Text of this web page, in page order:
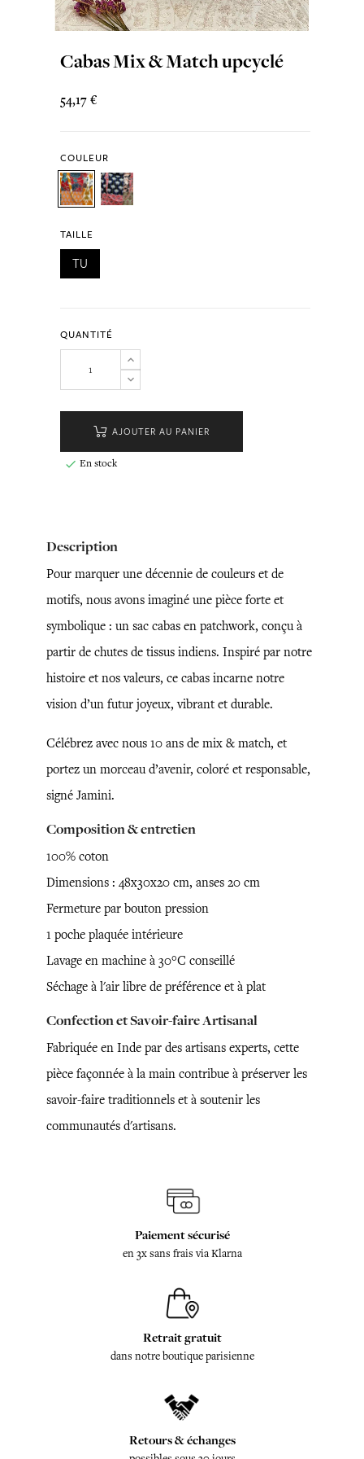
Cabas Mix & Match upcyclé
54,17 €
COULEUR
TAILLE
TU
QUANTITÉ
AJOUTER AU PANIER
 En stock
Description
Pour marquer une décennie de couleurs et de
motifs, nous avons imaginé une pièce forte et
symbolique : un sac cabas en patchwork, conçu à
partir de chutes de tissus indiens. Inspiré par notre
histoire et nos valeurs, ce cabas incarne notre
vision d’un futur joyeux, vibrant et durable.
Célébrez avec nous 10 ans de mix & match, et
portez un morceau d’avenir, coloré et responsable,
signé Jamini.
Composition & entretien
100% coton
Dimensions : 48x30x20 cm, anses 20 cm
Fermeture par bouton pression
1 poche plaquée intérieure
Lavage en machine à 30°C conseillé
Séchage à l'air libre de préférence et à plat
Confection et Savoir-faire Artisanal
Fabriquée en Inde par des artisans experts, cette
pièce façonnée à la main contribue à préserver les
savoir-faire traditionnels et à soutenir les
communautés d'artisans.
Paiement sécurisé
en 3x sans frais via Klarna
Retrait gratuit
dans notre boutique parisienne
Retours & échanges